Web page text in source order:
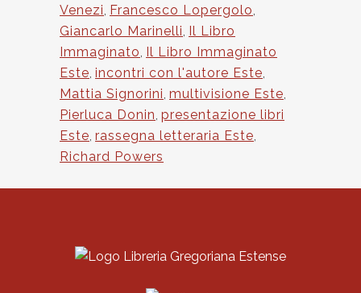
Venezi, Francesco Lopergolo,
Giancarlo Marinelli, Il Libro
Immaginato, Il Libro Immaginato
Este, incontri con l'autore Este,
Mattia Signorini, multivisione Este,
Pierluca Donin, presentazione libri
Este, rassegna letteraria Este,
Richard Powers